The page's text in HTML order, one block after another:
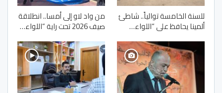
للسنة الخامسة توالياً.. شاطئ
ألمينا يحافظ على “اللواء…
من واد لاو إلى أمسا.. انطلاقة
صيف 2026 تحت راية “اللواء…